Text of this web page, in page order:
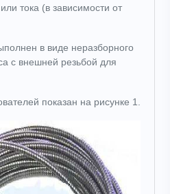
тока (в зависимости от
в виде неразборного
с внешней резьбой для
показан на рисунке 1.